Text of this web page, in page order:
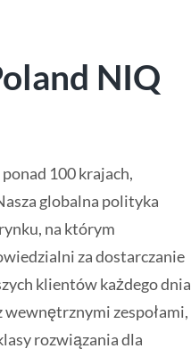
NIQ
100 krajach,
globalna polityka
na którym
za dostarczanie
klientów każdego dnia
wewnętrznymi zespołami,
rozwiązania dla